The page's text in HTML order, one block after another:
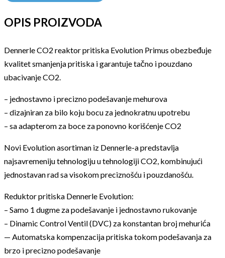
OPIS PROIZVODA
Dennerle CO2 reaktor pritiska Evolution Primus obezbeđuje
kvalitet smanjenja pritiska i garantuje tačno i pouzdano
ubacivanje CO2.
– jednostavno i precizno podešavanje mehurova
– dizajniran za bilo koju bocu za jednokratnu upotrebu
– sa adapterom za boce za ponovno korišćenje CO2
Novi Evolution asortiman iz Dennerle-a predstavlja
najsavremeniju tehnologiju u tehnologiji CO2, kombinujući
jednostavan rad sa visokom preciznošću i pouzdanošću.
Reduktor pritiska Dennerle Evolution:
– Samo 1 dugme za podešavanje i jednostavno rukovanje
– Dinamic Control Ventil (DVC) za konstantan broj mehurića
— Automatska kompenzacija pritiska tokom podešavanja za
brzo i precizno podešavanje